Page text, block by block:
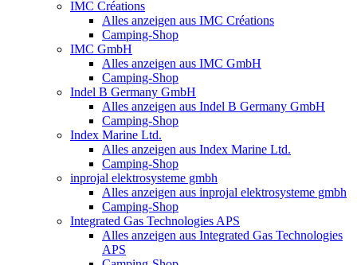
IMC Créations
Alles anzeigen aus IMC Créations
Camping-Shop
IMC GmbH
Alles anzeigen aus IMC GmbH
Camping-Shop
Indel B Germany GmbH
Alles anzeigen aus Indel B Germany GmbH
Camping-Shop
Index Marine Ltd.
Alles anzeigen aus Index Marine Ltd.
Camping-Shop
inprojal elektrosysteme gmbh
Alles anzeigen aus inprojal elektrosysteme gmbh
Camping-Shop
Integrated Gas Technologies APS
Alles anzeigen aus Integrated Gas Technologies
APS